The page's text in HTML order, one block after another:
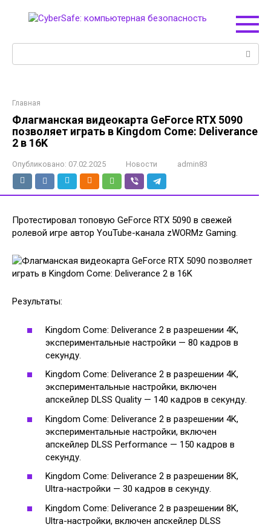
Главная
Флагманская видеокарта GeForce RTX 5090
позволяет играть в Kingdom Come: Deliverance
2 в 16K
Опубликовано: 07.02.2025 Новости admin83
Протестировал топовую GeForce RTX 5090 в свежей
ролевой игре автор YouTube-канала zWORMz Gaming.
Результаты:
Kingdom Come: Deliverance 2 в разрешении 4K,
экспериментальные настройки — 80 кадров в
секунду.
Kingdom Come: Deliverance 2 в разрешении 4K,
экспериментальные настройки, включен
апскейлер DLSS Quality — 140 кадров в секунду.
Kingdom Come: Deliverance 2 в разрешении 4K,
экспериментальные настройки, включен
апскейлер DLSS Performance — 150 кадров в
секунду.
Kingdom Come: Deliverance 2 в разрешении 8K,
Ultra-настройки — 30 кадров в секунду.
Kingdom Come: Deliverance 2 в разрешении 8K,
Ultra-настройки, включен апскейлер DLSS